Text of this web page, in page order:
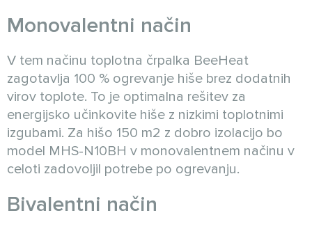
Monovalentni način
V tem načinu toplotna črpalka BeeHeat
zagotavlja 100 % ogrevanje hiše brez dodatnih
virov toplote. To je optimalna rešitev za
energijsko učinkovite hiše z nizkimi toplotnimi
izgubami. Za hišo 150 m2 z dobro izolacijo bo
model MHS-N10BH v monovalentnem načinu v
celoti zadovoljil potrebe po ogrevanju.
Bivalentni način